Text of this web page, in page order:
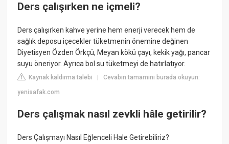
Ders çalışırken ne içmeli?
Ders çalışırken kahve yerine hem enerji verecek hem de
sağlık deposu içecekler tüketmenin önemine değinen
Diyetisyen Özden Örkçü, Meyan kökü çayı, kekik yağı, pancar
suyu öneriyor. Ayrıca bol su tüketmeyi de hatırlatıyor.
Kaynak kaldırma talebi |Cevabın tamamını burada okuyun:
yenisafak.com
Ders çalışmak nasıl zevkli hâle getirilir?
Ders Çalışmayı Nasıl Eğlenceli Hale Getirebiliriz?